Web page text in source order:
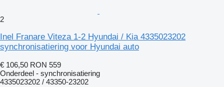
2
Inel Franare Viteza 1-2 Hyundai / Kia 4335023202
synchronisatiering voor Hyundai auto
€ 106,50 RON 559
Onderdeel - synchronisatiering
4335023202 / 43350-23202